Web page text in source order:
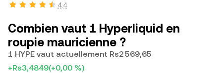
4,4
Combien vaut 1 Hyperliquid en
roupie mauricienne ?
1 HYPE vaut actuellement Rs2 569,65
+Rs3,4849(+0,00 %)